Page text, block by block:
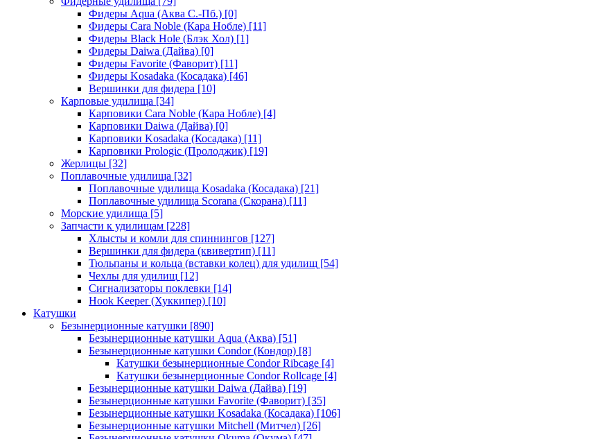
Фидеры Aqua (Аква С.-Пб.) [0]
Фидеры Cara Noble (Кара Нобле) [11]
Фидеры Black Hole (Блэк Хол) [1]
Фидеры Daiwa (Дайва) [0]
Фидеры Favorite (Фаворит) [11]
Фидеры Kosadaka (Косадака) [46]
Вершинки для фидера [10]
Карповые удилища [34]
Карповики Cara Noble (Кара Нобле) [4]
Карповики Daiwa (Дайва) [0]
Карповики Kosadaka (Косадака) [11]
Карповики Prologic (Пролоджик) [19]
Жерлицы [32]
Поплавочные удилища [32]
Поплавочные удилища Kosadaka (Косадака) [21]
Поплавочные удилища Scorana (Скорана) [11]
Морские удилища [5]
Запчасти к удилищам [228]
Хлысты и комли для спиннингов [127]
Вершинки для фидера (квивертип) [11]
Тюльпаны и кольца (вставки колец) для удилищ [54]
Чехлы для удилищ [12]
Сигнализаторы поклевки [14]
Hook Keeper (Хуккипер) [10]
Катушки
Безынерционные катушки [890]
Безынерционные катушки Aqua (Аква) [51]
Безынерционные катушки Condor (Кондор) [8]
Катушки безынерционные Condor Ribcage [4]
Катушки безынерционные Condor Rollcage [4]
Безынерционные катушки Daiwa (Дайва) [19]
Безынерционные катушки Favorite (Фаворит) [35]
Безынерционные катушки Kosadaka (Косадака) [106]
Безынерционные катушки Mitchell (Митчел) [26]